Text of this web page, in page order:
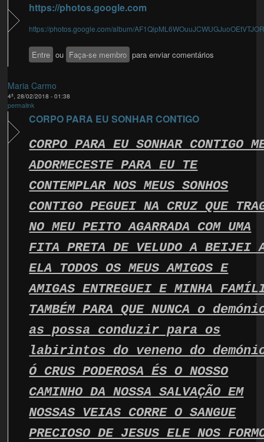
https://photos.google.com
https://photos.google.com/album/
Entre ou Faça-se membro para enviar comentários
Maria Carmo
4ª, 28/02/2018 - 01:38
permalink
CORPO PARA EU SONHAR CONTIGO
CORPO PARA EU SONHAR CONTIGO
ADORMECESTE PARA EU TE
CONTEMPLAR NOS MEUS SONHOS
CONTIGO PEGUEI NA CRUZ QUE
NO MEU PEITO AGARRADA COM UMA
FITA PRETA DE VELUDO A BEIJEI
ELA TODOS OS MEUS AMIGOS E
AMIGAS ENTREGUEI E MINHA
TAMBÉM PARA QUE NUNCA o
as possa conduzir para os
labirintos do veneno do
Ó CRUS PODEROSA ÉS O NOSSO
CAMINHO DA NOSSA SALVAÇÃO EM
NOSSAS VEIAS CORRE O SANGUE
PRECIOSO DE JESUS ELE NOS